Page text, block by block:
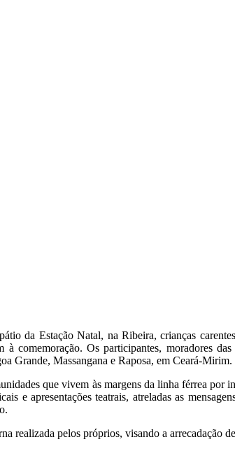
da Estação Natal, na Ribeira, crianças
Os participantes, moradores
Grande, Massangana e Raposa, em Ceará-Mirim.
que vivem às margens da linha férrea por
e apresentações teatrais, atreladas as
realizada pelos próprios, visando a arrecadação